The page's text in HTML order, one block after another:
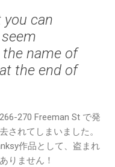
you can
name of
the end of
270 Freeman St で発
されてしまいました。
作品として、盗まれ
りません！